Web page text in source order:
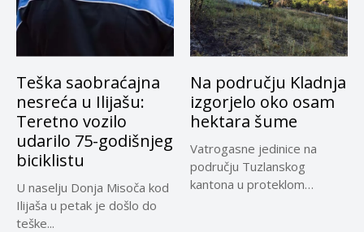
Teška saobraćajna
nesreća u Ilijašu:
Teretno vozilo
udarilo 75-godišnjeg
biciklistu
U naselju Donja Misoča kod
Ilijaša u petak je došlo do
teške...
Na području Kladnja
izgorjelo oko osam
hektara šume
Vatrogasne jedinice na
području Tuzlanskog
kantona u proteklom